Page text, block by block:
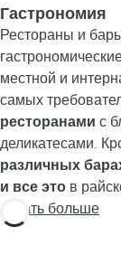
Гастрономия
Рестораны и
местной и
самых
ресторанами с
деликатесами.
различных
и все это в
Узнать больше